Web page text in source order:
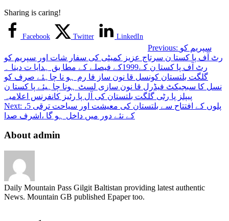
Sharing is caring!
Facebook Twitter LinkedIn
Previous:
رٹ آف پا کستا ن سرتاج عزیز کمیٹی کی سفار شات اور سپریم کو
رٹ آف پا کستا ن کے1999کے فیصلے کے مطا بق ہدایا ت دینا ۔
گلگت بلتستان کونسل قا نون ساز فا رم ہو نا چاہئے صرف کو
نسل کا سبجیکٹ فیڈرل قا نون سازی لسٹ ہونا چاہیئے پا کستا ن
پیپلز پا رٹی گلگت بلتستان کی آل پا رٹیز کانفرنس اعلامیہ
Next: ،5 پلوں کے افتتاح سے بلتستان کی معیشت اور سیاحت ترقی
کے نئے دور میں داخل ہو گا ،اشرف صدا
About admin
Daily Mountain Pass Gilgit Baltistan providing latest authentic
News. Mountain GB published Epaper too.